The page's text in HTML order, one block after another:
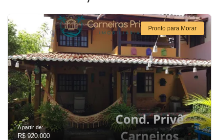
Pronto para Morar
A partir de:
R$ 920.000